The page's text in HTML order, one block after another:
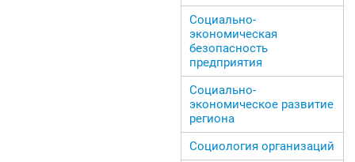
Социально-
экономическая
безопасность
предприятия
Социально-
экономическое развитие
региона
Социология организаций